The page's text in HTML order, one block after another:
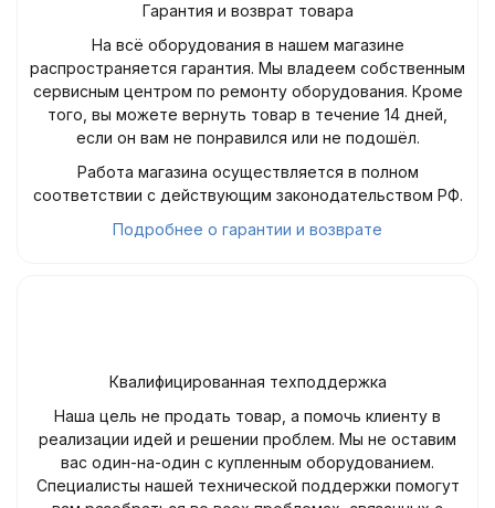
Гарантия и возврат товара
На всё оборудования в нашем магазине
распространяется гарантия. Мы владеем собственным
сервисным центром по ремонту оборудования. Кроме
того, вы можете вернуть товар в течение 14 дней,
если он вам не понравился или не подошёл.
Работа магазина осуществляется в полном
соответствии с действующим законодательством РФ.
Подробнее о гарантии и возврате
Квалифицированная техподдержка
Наша цель не продать товар, а помочь клиенту в
реализации идей и решении проблем. Мы не оставим
вас один-на-один с купленным оборудованием.
Специалисты нашей технической поддержки помогут